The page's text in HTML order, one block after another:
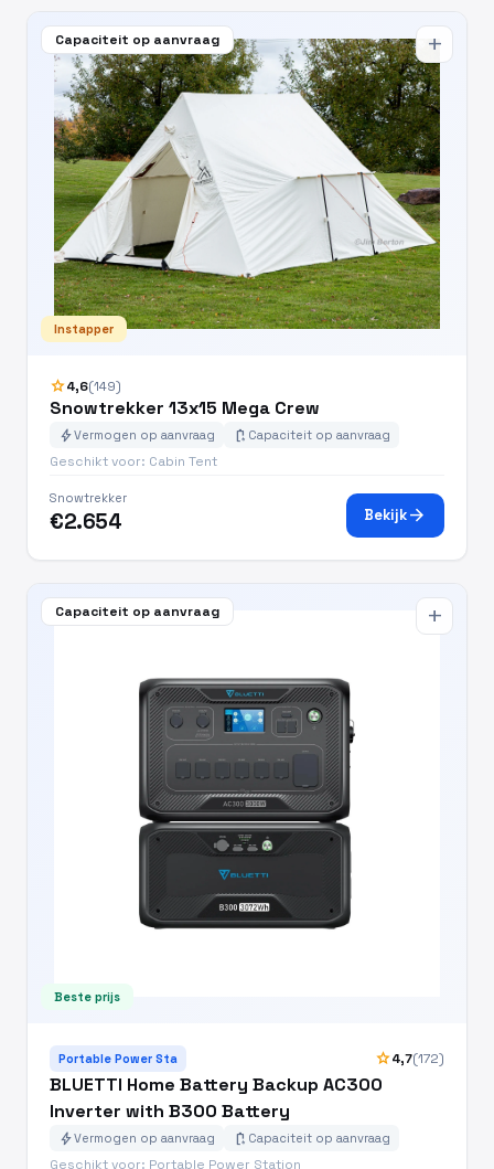
Capaciteit op aanvraag
Instapper
add
star4,6(149)
Snowtrekker 13x15 Mega Crew
boltVermogen op aanvraag battery_charging_full Capaciteit op aanvraag
Geschikt voor: Cabin Tent
Snowtrekker
€2.654 Bekijkarrow_forward
Capaciteit op aanvraag
Beste prijs
add
Portable Power Sta star4,7(172)
BLUETTI Home Battery Backup AC300
Inverter with B300 Battery
boltVermogen op aanvraag battery_charging_full Capaciteit op aanvraag
Geschikt voor: Portable Power Station